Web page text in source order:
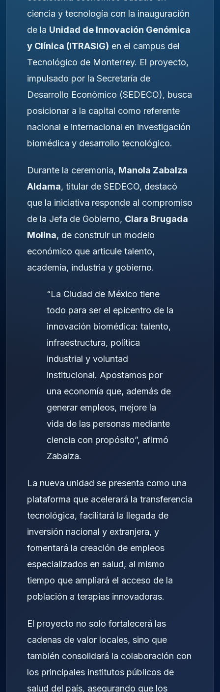
ciencia y tecnología con la inauguración
de la Unidad de Innovación Genómica
y Clínica (ITRASIG) en el campus del
Tecnológico de Monterrey. El proyecto,
impulsado por la Secretaría de
Desarrollo Económico (SEDECO), busca
posicionar a la capital como referente
nacional e internacional en investigación
biomédica y desarrollo tecnológico.
Durante la ceremonia, Manola Zabalza
Aldama, titular de SEDECO, destacó
que la iniciativa responde al compromiso
de la Jefa de Gobierno, Clara Brugada
Molina, de construir un modelo
económico que articule talento,
academia, industria y gobierno.
“La Ciudad de México tiene
todo para ser el epicentro de la
innovación biomédica: talento,
infraestructura, política
industrial y voluntad
institucional. Apostamos por
una economía que, además de
generar empleos, mejore la
vida de las personas mediante
ciencia con propósito”, afirmó
Zabalza.
La nueva unidad se presenta como una
plataforma que acelerará la transferencia
tecnológica, facilitará la llegada de
inversión nacional y extranjera, y
fomentará la creación de empleos
especializados en salud, al mismo
tiempo que ampliará el acceso de la
población a terapias innovadoras.
El proyecto no solo fortalecerá las
cadenas de valor locales, sino que
también consolidará la colaboración con
los principales institutos públicos de
salud del país, asegurando que los